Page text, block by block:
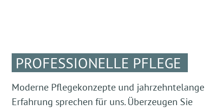
PROFESSIONELLE PFLEGE
Moderne Pflegekonzepte und jahrzehntelange
Erfahrung sprechen für uns. Überzeugen Sie